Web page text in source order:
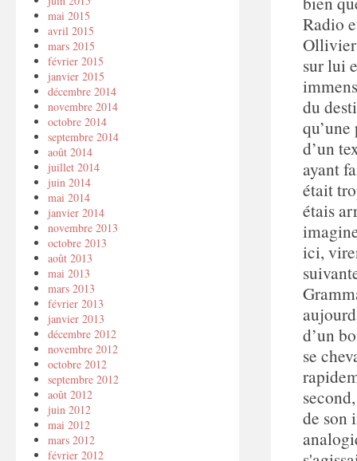
mai 2015
avril 2015
mars 2015
février 2015
janvier 2015
décembre 2014
novembre 2014
octobre 2014
septembre 2014
août 2014
juillet 2014
juin 2014
mai 2014
janvier 2014
novembre 2013
octobre 2013
août 2013
mai 2013
mars 2013
février 2013
janvier 2013
décembre 2012
novembre 2012
octobre 2012
septembre 2012
août 2012
juin 2012
mai 2012
mars 2012
février 2012
Radio
Ollivier
sur lui
du
d’un
ayant
était
étais
ici,
d’un
se
de son